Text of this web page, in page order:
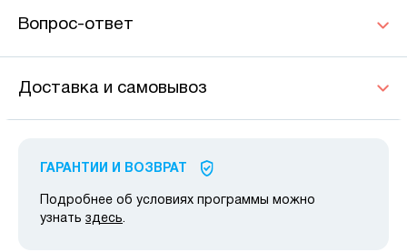
Вопрос-ответ
Доставка и самовывоз
ГАРАНТИИ И ВОЗВРАТ
Подробнее об условиях программы можно
узнать здесь.